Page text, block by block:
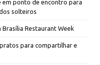
em ponto de encontro para
solteiros
Restaurant Week
para compartilhar e